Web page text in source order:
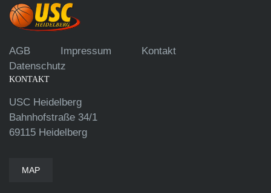
AGB Impressum
Kontakt
Datenschutz
KONTAKT
USC Heidelberg
Bahnhofstraße 34/1
69115 Heidelberg
MAP